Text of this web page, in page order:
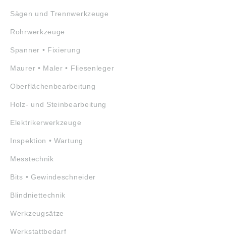
Sägen und Trennwerkzeuge
Rohrwerkzeuge
Spanner • Fixierung
Maurer • Maler • Fliesenleger
Oberflächenbearbeitung
Holz- und Steinbearbeitung
Elektrikerwerkzeuge
Inspektion • Wartung
Messtechnik
Bits • Gewindeschneider
Blindniettechnik
Werkzeugsätze
Werkstattbedarf